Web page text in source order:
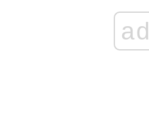
ad